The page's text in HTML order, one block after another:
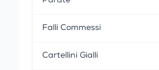
Falli Commessi
Cartellini Gialli